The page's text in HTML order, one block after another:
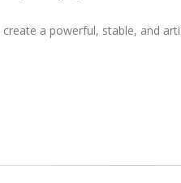
a powerful, stable, and